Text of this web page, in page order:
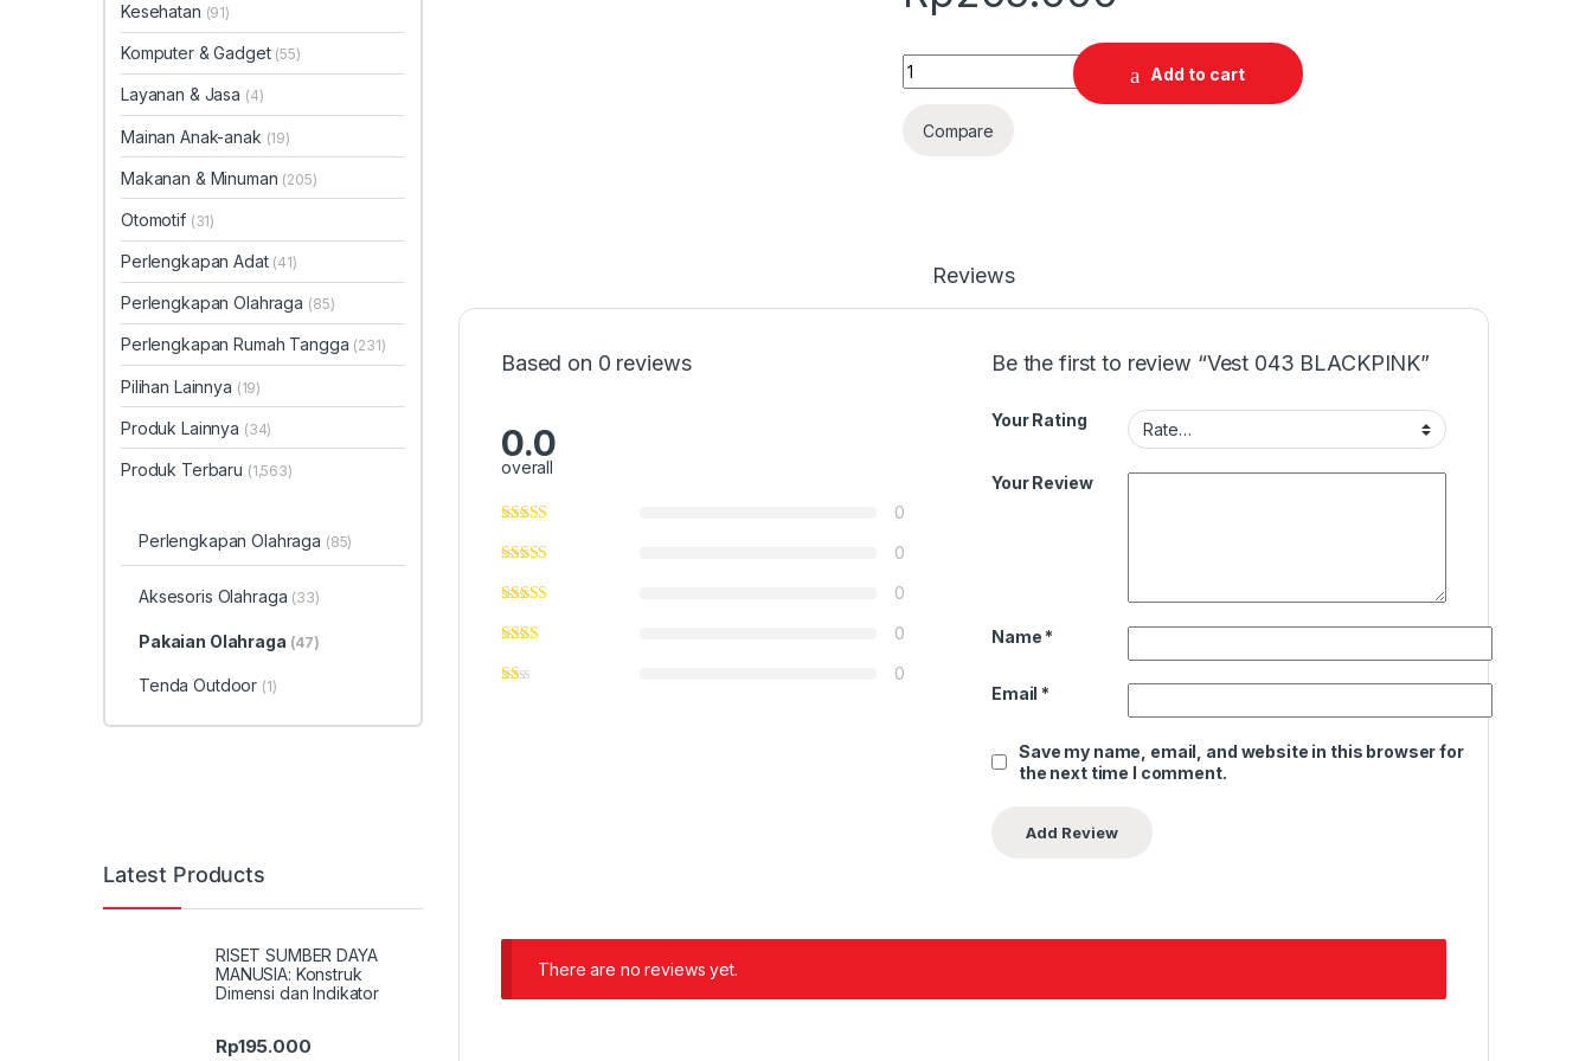
Quantity
Add to cart
Compare
Reviews
Based on 0 reviews
0.0
overall
0
0
0
0
0
Be the first to review “Vest 043 BLACKPINK”
Your Rating
Your Review
Name *
Email *
Save my name, email, and website in this browser for
the next time I comment.
There are no reviews yet.
Kesehatan (91)
Komputer & Gadget (55)
Layanan & Jasa (4)
Mainan Anak-anak (19)
Makanan & Minuman (205)
Otomotif (31)
Perlengkapan Adat (41)
Perlengkapan Olahraga (85)
Perlengkapan Rumah Tangga (231)
Pilihan Lainnya (19)
Produk Lainnya (34)
Produk Terbaru (1,563)
Perlengkapan Olahraga (85)
Aksesoris Olahraga (33)
Pakaian Olahraga (47)
Tenda Outdoor (1)
Latest Products
RISET SUMBER DAYA
MANUSIA: Konstruk
Dimensi dan Indikator
Rp195.000